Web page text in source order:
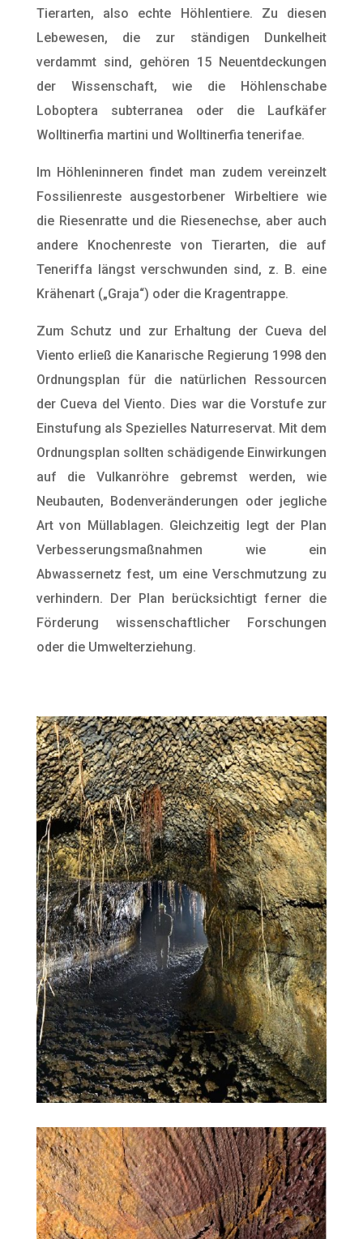
Tierarten, also echte Höhlentiere. Zu diesen
Lebewesen, die zur ständigen Dunkelheit
verdammt sind, gehören 15 Neuentdeckungen
der Wissenschaft, wie die Höhlenschabe
Loboptera subterranea oder die Laufkäfer
Wolltinerfia martini und Wolltinerfia tenerifae.
Im Höhleninneren findet man zudem vereinzelt
Fossilienreste ausgestorbener Wirbeltiere wie
die Riesenratte und die Riesenechse, aber auch
andere Knochenreste von Tierarten, die auf
Teneriffa längst verschwunden sind, z. B. eine
Krähenart („Graja“) oder die Kragentrappe.
Zum Schutz und zur Erhaltung der Cueva del
Viento erließ die Kanarische Regierung 1998 den
Ordnungsplan für die natürlichen Ressourcen
der Cueva del Viento. Dies war die Vorstufe zur
Einstufung als Spezielles Naturreservat. Mit dem
Ordnungsplan sollten schädigende Einwirkungen
auf die Vulkanröhre gebremst werden, wie
Neubauten, Bodenveränderungen oder jegliche
Art von Müllablagen. Gleichzeitig legt der Plan
Verbesserungsmaßnahmen wie ein
Abwassernetz fest, um eine Verschmutzung zu
verhindern. Der Plan berücksichtigt ferner die
Förderung wissenschaftlicher Forschungen
oder die Umwelterziehung.